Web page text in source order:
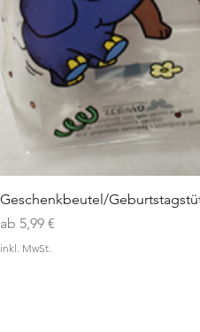
Geschenkbeutel/
ab 5,99 €
Sale-Preis
inkl. MwSt.